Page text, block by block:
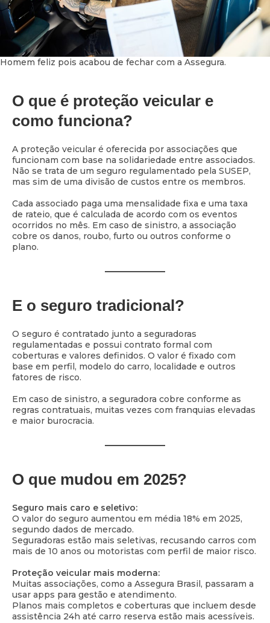
Homem feliz pois acabou de fechar com a Assegura.
O que é proteção veicular e
como funciona?
A proteção veicular é oferecida por associações que
funcionam com base na solidariedade entre associados.
Não se trata de um seguro regulamentado pela SUSEP,
mas sim de uma divisão de custos entre os membros.
Cada associado paga uma mensalidade fixa e uma taxa
de rateio, que é calculada de acordo com os eventos
ocorridos no mês. Em caso de sinistro, a associação
cobre os danos, roubo, furto ou outros conforme o
plano.
E o seguro tradicional?
O seguro é contratado junto a seguradoras
regulamentadas e possui contrato formal com
coberturas e valores definidos. O valor é fixado com
base em perfil, modelo do carro, localidade e outros
fatores de risco.
Em caso de sinistro, a seguradora cobre conforme as
regras contratuais, muitas vezes com franquias elevadas
e maior burocracia.
O que mudou em 2025?
Seguro mais caro e seletivo:
O valor do seguro aumentou em média 18% em 2025,
segundo dados de mercado.
Seguradoras estão mais seletivas, recusando carros com
mais de 10 anos ou motoristas com perfil de maior risco.
Proteção veicular mais moderna:
Muitas associações, como a Assegura Brasil, passaram a
usar apps para gestão e atendimento.
Planos mais completos e coberturas que incluem desde
assistência 24h até carro reserva estão mais acessíveis.